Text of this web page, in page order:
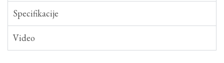
Specifikacije
Video